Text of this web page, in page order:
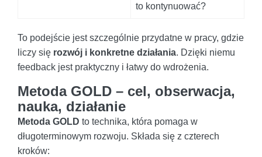
to kontynuować?
To podejście jest szczególnie przydatne w pracy, gdzie
liczy się rozwój i konkretne działania. Dzięki niemu
feedback jest praktyczny i łatwy do wdrożenia.
Metoda GOLD – cel, obserwacja,
nauka, działanie
Metoda GOLD to technika, która pomaga w
długoterminowym rozwoju. Składa się z czterech
kroków: